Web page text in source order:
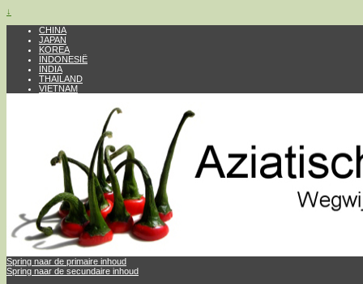
↓
CHINA
JAPAN
KOREA
INDONESIË
INDIA
THAILAND
VIETNAM
Spring naar de primaire inhoud
Spring naar de secundaire inhoud